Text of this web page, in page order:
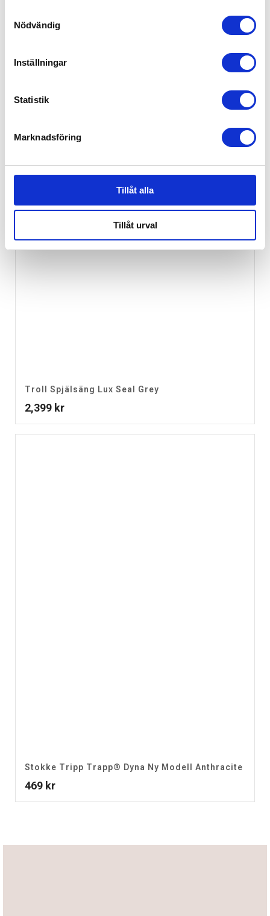
Nödvändig
Inställningar
Statistik
Marknadsföring
Tillåt alla
Tillåt urval
Troll Spjälsäng Lux Seal Grey
2,399 kr
Stokke Tripp Trapp® Dyna Ny Modell Anthracite
469 kr